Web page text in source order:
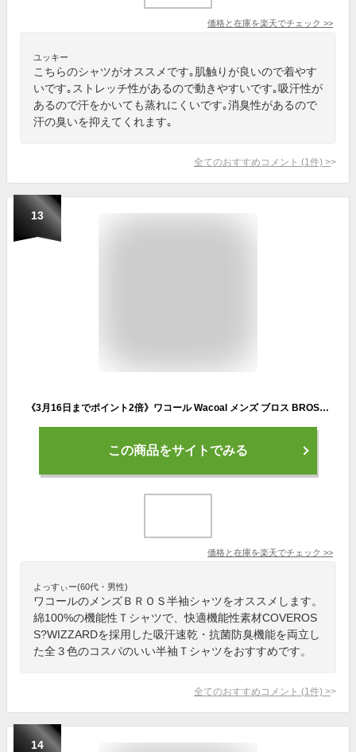
価格と在庫を楽天でチェック >>
ユッキー
こちらのシャツがオススメです｡肌触りが良いので着やす
いです｡ストレッチ性があるので動きやすいです｡吸汗性が
あるので汗をかいても蒸れにくいです｡消臭性があるので
汗の臭いを抑えてくれます｡
全てのおすすめコメント (1 件) >
13
《3月16日までポイント2倍》ワコール Wacoal メンズ ブロス BROS メンズシャツ 半袖 (Mサイズ Lサイズ) ブロス バイ ワコールメン メール便1点まで ギフト GL5300 【EV】【W】
この商品をサイトでみる
価格と在庫を楽天でチェック >>
よっすぃー(60代・男性)
ワコールのメンズＢＲＯＳ半袖シャツをオススメします。
綿100%の機能性Ｔシャツで、快適機能性素材COVEROS
S?WIZZARDを採用した吸汗速乾・抗菌防臭機能を両立し
た全３色のコスパのいい半袖Ｔシャツをおすすめです。
全てのおすすめコメント (1 件) >
14